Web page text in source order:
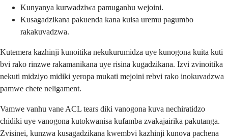
Kunyanya kurwadziwa pamuganhu wejoini.
Kusagadzikana pakuenda kana kuisa uremu pagumbo
rakakuvadzwa.
Kutemera kazhinji kunoitika nekukurumidza uye kunogona kuita kuti
bvi rako rinzwe rakamanikana uye risina kugadzikana. Izvi zvinoitika
nekuti midziyo midiki yeropa mukati mejoini rebvi rako inokuvadzwa
pamwe chete neligament.
Vamwe vanhu vane ACL tears diki vanogona kuva nechiratidzo
chidiki uye vanogona kutokwanisa kufamba zvakajairika pakutanga.
Zvisinei, kunzwa kusagadzikana kwembvi kazhinji kunova pachena